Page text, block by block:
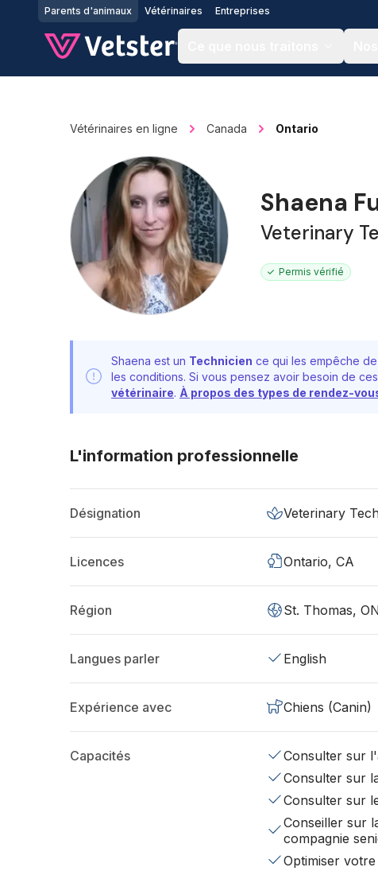
Jump to main content
Parents d'animaux Vétérinaires Entreprises
Vétérinaires en ligne Canada Ontario
Shaena
Veterinary
Permis vérifié
Shaena est un Technicien ce qui les empêche
les conditions. Si vous pensez avoir besoin de
vétérinaire. À propos des types de rendez-
L'information professionnelle
Désignation Veterinary
Licences Ontario, CA
Région St. Thomas,
Langues parler English
Expérience avec Chiens (Canin)
Capacités
Consulter sur
Consulter sur
Consulter sur
Conseiller sur
compagnie
Optimiser